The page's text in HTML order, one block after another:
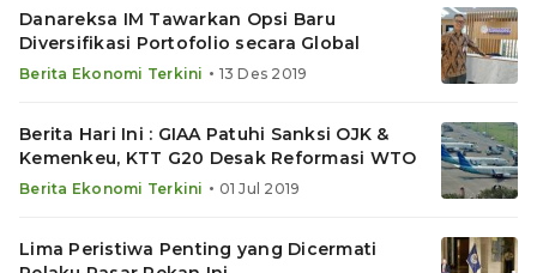
Danareksa IM Tawarkan Opsi Baru
Diversifikasi Portofolio secara Global
Berita Ekonomi Terkini • 13 Des 2019
Berita Hari Ini : GIAA Patuhi Sanksi OJK &
Kemenkeu, KTT G20 Desak Reformasi WTO
Berita Ekonomi Terkini • 01 Jul 2019
Lima Peristiwa Penting yang Dicermati